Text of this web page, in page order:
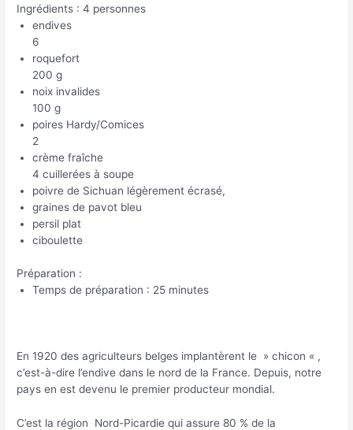
Ingrédients : 4 personnes
endives
6
roquefort
200 g
noix invalides
100 g
poires Hardy/Comices
2
crème fraîche
4 cuillerées à soupe
poivre de Sichuan légèrement écrasé,
graines de pavot bleu
persil plat
ciboulette
Préparation :
Temps de préparation : 25 minutes
En 1920 des agriculteurs belges implantèrent le » chicon « ,
c’est-à-dire l’endive dans le nord de la France. Depuis, notre
pays en est devenu le premier producteur mondial.
C’est la région Nord-Picardie qui assure 80 % de la